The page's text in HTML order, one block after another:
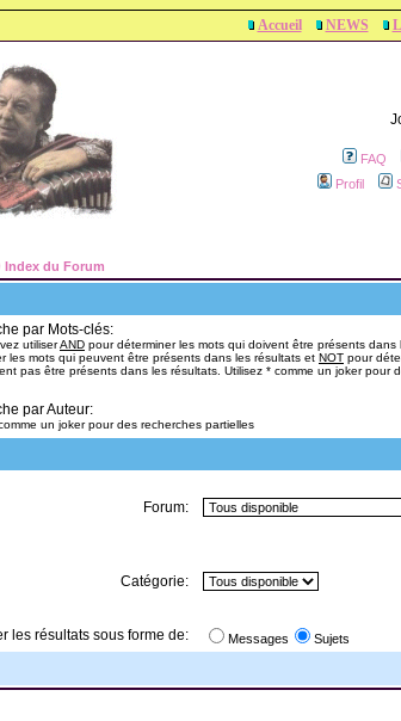
Accueil NEWS
FAQ
Profil
Index du Forum
par Mots-clés:
utiliserAND pour déterminer les mots qui doivent être présents dans
les mots qui peuvent être présents dans les résultats et NOT pour
pas être présents dans les résultats. Utilisez * comme un joker pour
par Auteur:
un joker pour des recherches partielles
Forum:
Catégorie:
les résultats sous forme de: Messages Sujets